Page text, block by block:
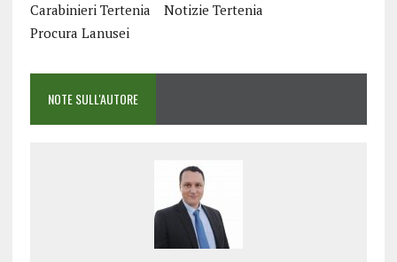
Carabinieri Tertenia
Notizie Tertenia
Procura Lanusei
NOTE SULL'AUTORE